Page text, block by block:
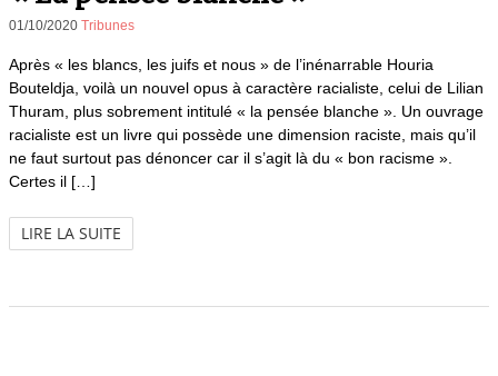
01/10/2020 Tribunes
Après « les blancs, les juifs et nous » de l’inénarrable Houria
Bouteldja, voilà un nouvel opus à caractère racialiste, celui de Lilian
Thuram, plus sobrement intitulé « la pensée blanche ». Un ouvrage
racialiste est un livre qui possède une dimension raciste, mais qu’il
ne faut surtout pas dénoncer car il s’agit là du « bon racisme ».
Certes il […]
LIRE LA SUITE